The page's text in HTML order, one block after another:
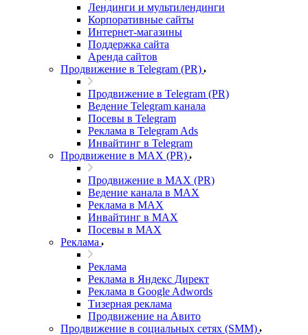
Лендинги и мультилендинги
Корпоративные сайты
Интернет-магазины
Поддержка сайта
Аренда сайтов
Продвижение в Telegram (PR)
Продвижение в Telegram (PR)
Ведение Telegram канала
Посевы в Telegram
Реклама в Telegram Ads
Инвайтинг в Telegram
Продвижение в MAX (PR)
Продвижение в MAX (PR)
Ведение канала в MAX
Реклама в MAX
Инвайтинг в MAX
Посевы в MAX
Реклама
Реклама
Реклама в Яндекс Директ
Реклама в Google Adwords
Тизерная реклама
Продвижение на Авито
Продвижение в социальных сетях (SMM)